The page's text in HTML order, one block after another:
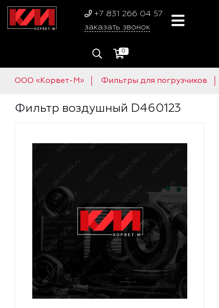
+7 831 266 04 57
заказать звонок
0
ООО «Корвет-М» Фильтры для погрузчиков
Фильтр воздушный D460123